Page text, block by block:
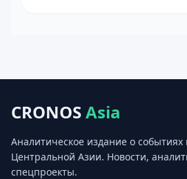
CRONOSAsia
Аналитическое издание о событиях
Центральной Азии. Новости,
спецпроекты.